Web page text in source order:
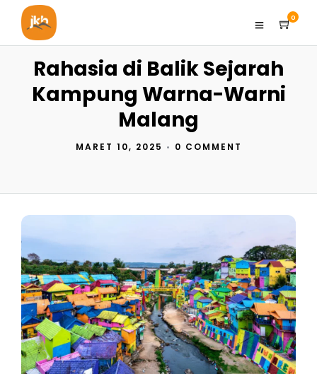
0
Rahasia di Balik Sejarah
Kampung Warna-Warni
Malang
MARET 10, 2025 • 0 COMMENT